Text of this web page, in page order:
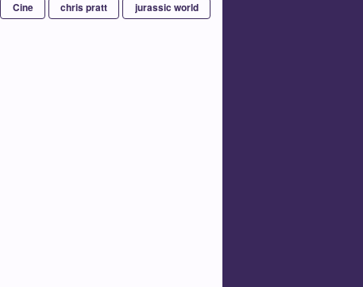
Cine chris pratt jurassic world